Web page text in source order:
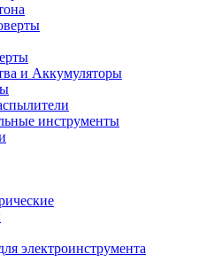
и Аккумуляторы
инструменты
электроинструмента